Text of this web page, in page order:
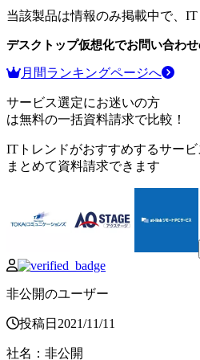
当該製品は情報のみ掲載中で、
デスクトップ仮想化でお問い合わ
月間ランキングページへ
サービス選定にお迷いの方
は無料の一括資料請求で比較！
ITトレンドがおすすめするサービ
まとめて資料請求できます
非公開のユーザー
投稿日 2021/11/11
社名 ： 非公開